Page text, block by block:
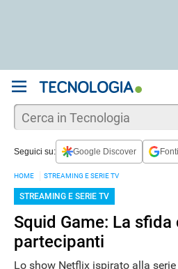
Seguici su: Google Discover
HOME STREAMING E SERIE TV
STREAMING E SERIE TV
Squid Game: La
partecipanti
Lo show Netflix ispirato alla